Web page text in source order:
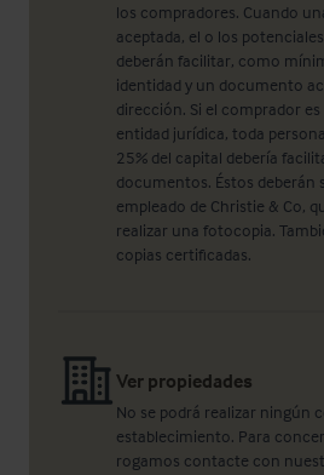
los compradores. Cuando
aceptada, el o los
deberán facilitar, como
identidad y un documento
dirección. Si el comprador
entidad jurídica, toda
25% del capital debería
documentos. Éstos deberán
empleado de Christie & Co,
realizar una fotocopia.
copias certificadas.
Ver propiedades
No se podrá realizar ningún
establecimiento. Para
rogamos contacte con